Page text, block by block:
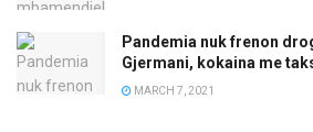
Pandemia nuk frenon
Gjermani, kokaina me
MARCH 7, 2021